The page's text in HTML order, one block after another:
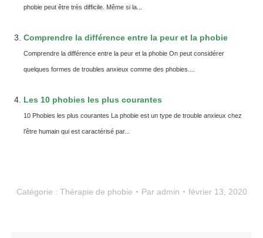
phobie peut être très difficile. Même si la...
Comprendre la différence entre la peur et la phobie
Comprendre la différence entre la peur et la phobie On peut considérer
quelques formes de troubles anxieux comme des phobies....
Les 10 phobies les plus courantes
10 Phobies les plus courantes La phobie est un type de trouble anxieux chez
l’être humain qui est caractérisé par...
Catégorie : Thérapie de phobie Par admin février 13, 2020